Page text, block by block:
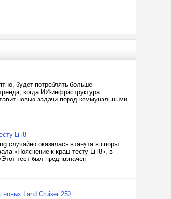
будет потреблять больше
когда ИИ-инфраструктура
новые задачи перед коммунальными
Li i8
случайно оказалась втянута в споры
«Пояснение к краш-тесту Li i8», в
тест был предназначен
новых Land Cruiser 250